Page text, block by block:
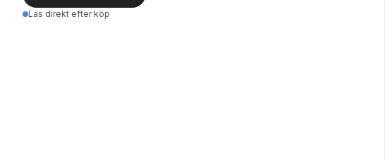
Läs direkt efter köp